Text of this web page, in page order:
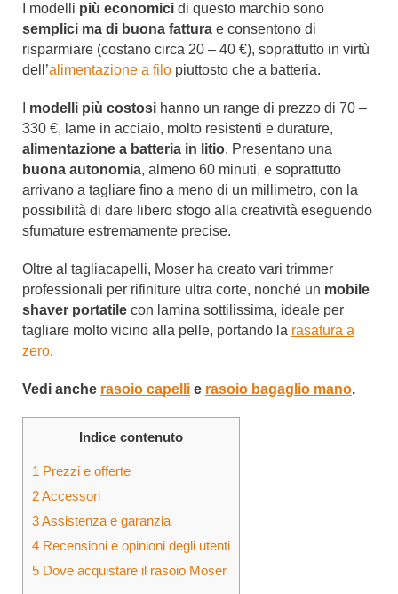
I modelli più economici di questo marchio sono
semplici ma di buona fattura e consentono di
risparmiare (costano circa 20 – 40 €), soprattutto in virtù
dell’alimentazione a filo piuttosto che a batteria.
modelli più costosi hanno un range di prezzo di 70 –
330 €, lame in acciaio, molto resistenti e durature,
alimentazione a batteria in litio. Presentano una
buona autonomia, almeno 60 minuti, e soprattutto
arrivano a tagliare fino a meno di un millimetro, con la
possibilità di dare libero sfogo alla creatività eseguendo
sfumature estremamente precise.
Oltre al tagliacapelli, Moser ha creato vari trimmer
professionali per rifiniture ultra corte, nonché un mobile
shaver portatile con lamina sottilissima, ideale per
tagliare molto vicino alla pelle, portando la rasatura a
zero.
Vedi anche rasoio capelli e rasoio bagaglio mano.
Indice contenuto
1 Prezzi e offerte
2Accessori
3Assistenza e garanzia
4 Recensioni e opinioni degli utenti
5 Dove acquistare il rasoio Moser